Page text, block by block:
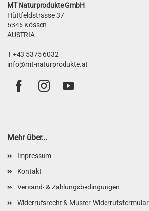
MT Naturprodukte GmbH
Hüttfeldstrasse 37
6345 Kössen
AUSTRIA
T +43 5375 6032
info@mt-naturprodukte.at
Mehr über...
Impressum
Kontakt
Versand- & Zahlungsbedingungen
Widerrufsrecht & Muster-Widerrufsformular